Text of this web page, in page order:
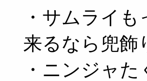
・サムライ
来るなら兜飾
・ニンジャ